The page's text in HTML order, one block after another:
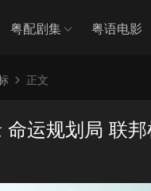
粤配剧集 粤语电影
正文
命运规划局 联